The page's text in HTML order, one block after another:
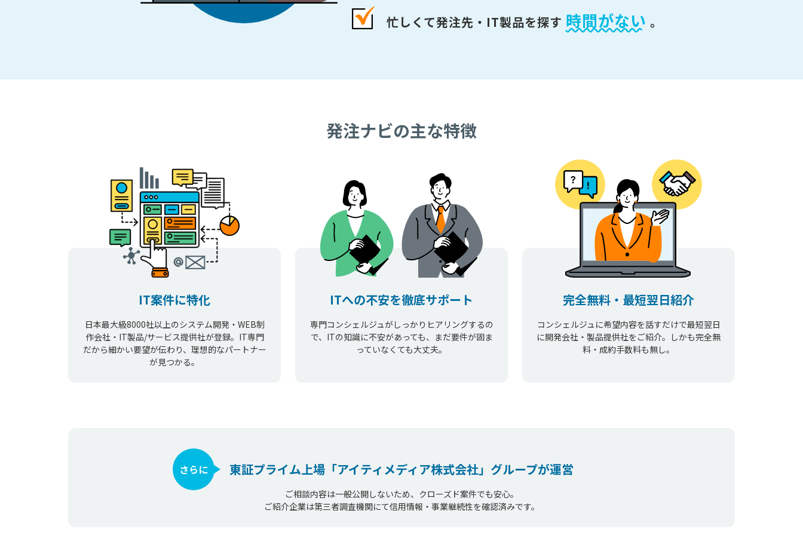
忙しくて発注先・IT製品を探す 時間がない 。
発注ナビの主な特徴
IT案件に特化
日本最大級8000社以上のシステム開発・WEB制
作会社・IT製品/サービス提供社が登録。IT専門
だから細かい要望が伝わり、理想的なパートナー
が見つかる。
ITへの不安を徹底サポート
専門コンシェルジュがしっかりヒアリングするの
で、ITの知識に不安があっても、まだ要件が固ま
っていなくても大丈夫。
完全無料・最短翌日紹介
コンシェルジュに希望内容を話すだけで最短翌日
に開発会社・製品提供社をご紹介。しかも完全無
料・成約手数料も無し。
東証プライム上場 「アイティメディア株式会社」 グループが運営
さらに
ご相談内容は一般公開しないため、クローズド案件でも安心。
ご紹介企業は第三者調査機関にて信用情報・事業継続性を確認済みです。